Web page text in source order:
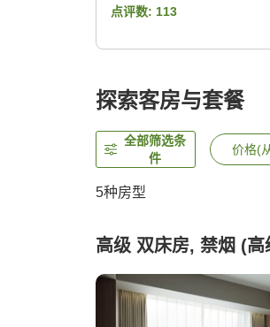
点评数: 113
探索客房与套餐
全部筛选条
件
价格(
5种房型
高级 双床房, 禁烟 (高